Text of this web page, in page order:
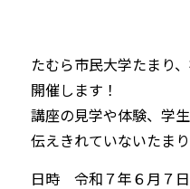
たむら市民大学たまり
開催します！
講座の見学や体験、学
伝えきれていないたま
日時 令和７年６月７